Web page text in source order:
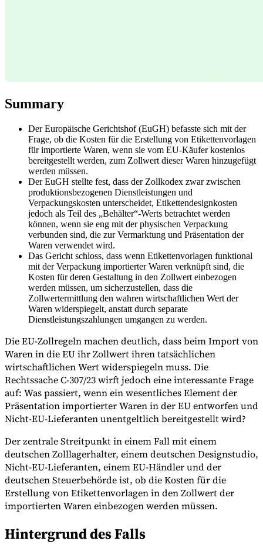
Werkzeuge
VAT-RechnerGST-RechnerVerkaufssteuer-RechnerVAT-
NummernprüferTracker für E-Rechnungs-Mandate
Experts
Unsere AutorenBeitragender werdenWählen Sie einen Experten
Summary
Der Europäische Gerichtshof (EuGH) befasste sich mit der
Frage, ob die Kosten für die Erstellung von Etikettenvorlagen
für importierte Waren, wenn sie vom EU-Käufer kostenlos
bereitgestellt werden, zum Zollwert dieser Waren hinzugefügt
werden müssen.
Der EuGH stellte fest, dass der Zollkodex zwar zwischen
produktionsbezogenen Dienstleistungen und
Verpackungskosten unterscheidet, Etikettendesignkosten
jedoch als Teil des „Behälter“-Werts betrachtet werden
können, wenn sie eng mit der physischen Verpackung
verbunden sind, die zur Vermarktung und Präsentation der
Waren verwendet wird.
Das Gericht schloss, dass wenn Etikettenvorlagen funktional
mit der Verpackung importierter Waren verknüpft sind, die
Kosten für deren Gestaltung in den Zollwert einbezogen
werden müssen, um sicherzustellen, dass die
Zollwertermittlung den wahren wirtschaftlichen Wert der
Waren widerspiegelt, anstatt durch separate
Dienstleistungszahlungen umgangen zu werden.
Die EU-Zollregeln machen deutlich, dass beim Import von
Waren in die EU ihr Zollwert ihren tatsächlichen
wirtschaftlichen Wert widerspiegeln muss. Die
Rechtssache C-307/23 wirft jedoch eine interessante Frage
auf: Was passiert, wenn ein wesentliches Element der
Präsentation importierter Waren in der EU entworfen und
Nicht-EU-Lieferanten unentgeltlich bereitgestellt wird?
Der zentrale Streitpunkt in einem Fall mit einem
deutschen Zolllagerhalter, einem deutschen Designstudio,
Nicht-EU-Lieferanten, einem EU-Händler und der
deutschen Steuerbehörde ist, ob die Kosten für die
Erstellung von Etikettenvorlagen in den Zollwert der
importierten Waren einbezogen werden müssen.
Hintergrund des Falls